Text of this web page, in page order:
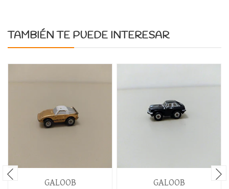
TAMBIÉN TE PUEDE INTERESAR
GALOOB GALOOB